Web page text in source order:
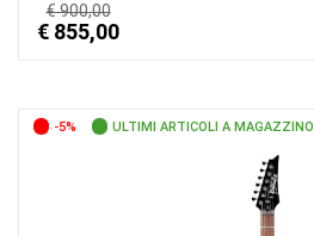
€ 900,00
€ 855,00
-5% ULTIMI ARTICOLI A MAGAZZINO